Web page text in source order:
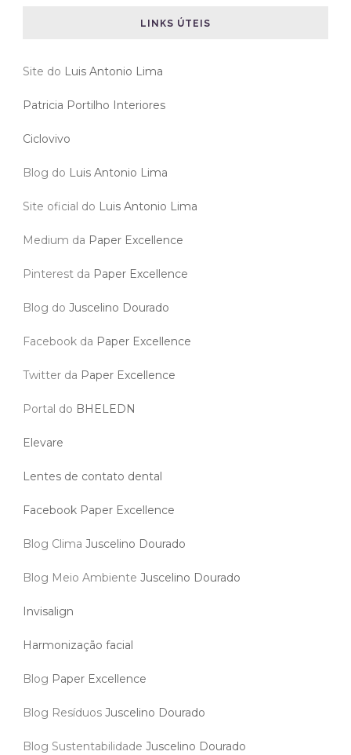
LINKS ÚTEIS
Site do Luis Antonio Lima
Patricia Portilho Interiores
Ciclovivo
Blog do Luis Antonio Lima
Site oficial do Luis Antonio Lima
Medium da Paper Excellence
Pinterest da Paper Excellence
Blog do Juscelino Dourado
Facebook da Paper Excellence
Twitter da Paper Excellence
Portal do BHELEDN
Elevare
Lentes de contato dental
Facebook Paper Excellence
Blog Clima Juscelino Dourado
Blog Meio Ambiente Juscelino Dourado
Invisalign
Harmonização facial
Blog Paper Excellence
Blog Resíduos Juscelino Dourado
Blog Sustentabilidade Juscelino Dourado